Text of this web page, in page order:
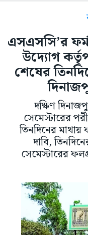
এসএসসি’র
উদ্যোগ
শেষের
দক্ষিণ
সেমেস্টারের
তিনদিনের
দাবি,
সেমেস্টারের